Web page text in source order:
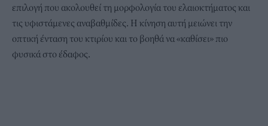
επιλογή που ακολουθεί τη μορφολογία του ελαιοκτήματος και
τις υφιστάμενες αναβαθμίδες. Η κίνηση αυτή μειώνει την
οπτική ένταση του κτιρίου και το βοηθά να «καθίσει» πιο
φυσικά στο έδαφος.